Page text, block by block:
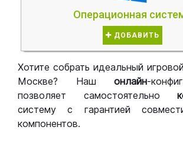
Операционная
ДОБАВИТЬ
Хотите собрать идеальный игровой
Москве? Нашонлайн-
позволяет самостоятельно
систему с гарантией
компонентов.